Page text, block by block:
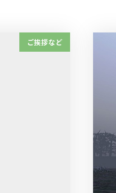
ご挨拶など